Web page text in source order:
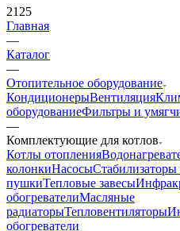
2125
Главная
—
Каталог
—
Отопительное оборудование
КондиционерыВентиляция
оборудованиеФильтры и
—
Комплектующие для котлов
Котлы отопления
колонкиНасосы
пушкиТепловые завесы
обогревателиМасляные
радиаторыТепловентиляторы
обогреватели